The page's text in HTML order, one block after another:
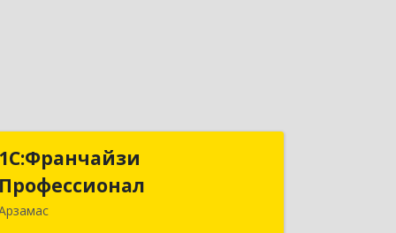
1С:Франчайзи
Профессионал
1С:Франчайзи
Профессионал